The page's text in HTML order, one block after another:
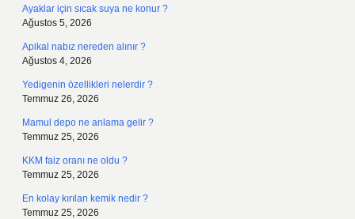
Ayaklar için sıcak suya ne konur ?
Ağustos 5, 2026
Apikal nabız nereden alınır ?
Ağustos 4, 2026
Yedigenin özellikleri nelerdir ?
Temmuz 26, 2026
Mamul depo ne anlama gelir ?
Temmuz 25, 2026
KKM faiz oranı ne oldu ?
Temmuz 25, 2026
En kolay kırılan kemik nedir ?
Temmuz 25, 2026